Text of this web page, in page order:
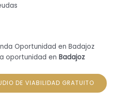
oportunidad en Badajoz
DE VIABILIDAD GRATUITO